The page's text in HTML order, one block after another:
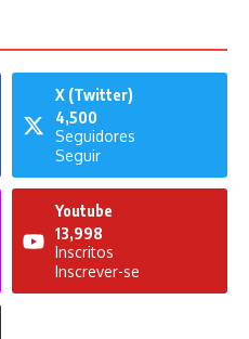
X (Twitter)
4,500
Seguidores
Seguir
Youtube
13,998
Inscritos
Inscrever-se